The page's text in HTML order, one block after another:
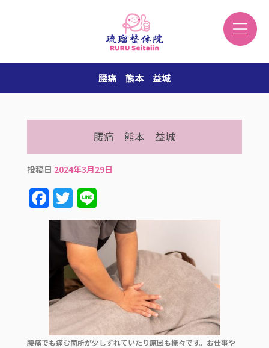
腰痛 熊本 益城
腰痛 熊本 益城
投稿日 2024年3月29日
F
a
o
o
k
T
w
it
te
r
Li
n
e
腰痛でも痛む箇所が少しずれていたり原因も様々です。お仕事や